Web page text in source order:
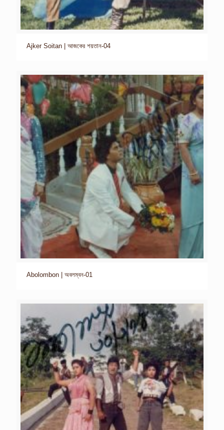
Ajker Soitan | আজকের শয়তান-04
Abolombon | অবলম্বন-01